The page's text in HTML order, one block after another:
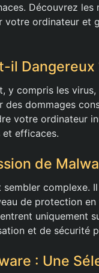
Découvrez les
votre ordinateur et
il Dangereux
y compris les
des dommages
votre ordinateur
et efficaces.
de
complexe.
de protection
uniquement
et de sécurité
: Une